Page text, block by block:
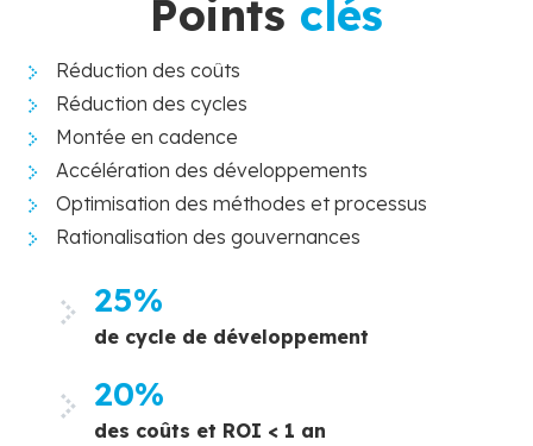
Points clés
Réduction des coûts
Réduction des cycles
Montée en cadence
Accélération des développements
Optimisation des méthodes et processus
Rationalisation des gouvernances
25%
de cycle de développement
20%
des coûts et ROI < 1 an